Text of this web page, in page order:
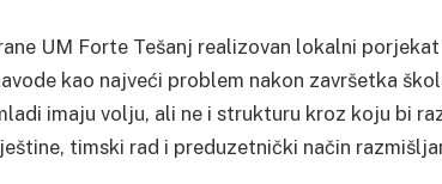
UM Forte Tešanj realizovan lokalni porjekat
kao najveći problem nakon završetka
imaju volju, ali ne i strukturu kroz koju bi
timski rad i preduzetnički način